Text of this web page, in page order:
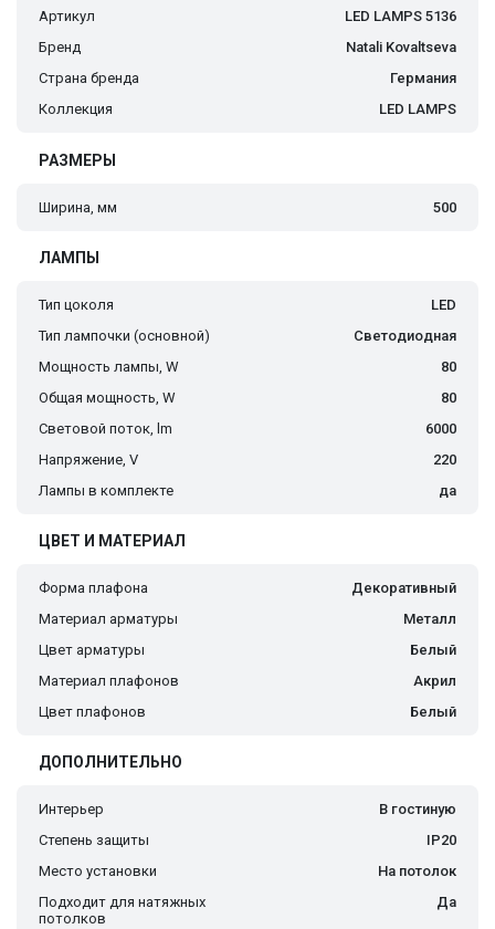
Артикул
LED LAMPS 5136
Бренд
Natali Kovaltseva
Страна бренда
Германия
Коллекция
LED LAMPS
РАЗМЕРЫ
Ширина, мм 500
ЛАМПЫ
Тип цоколя
LED
Тип лампочки (основной)
Светодиодная
Мощность лампы, W
80
Общая мощность, W
80
Световой поток, lm
6000
Напряжение, V
220
Лампы в комплекте
да
ЦВЕТ И МАТЕРИАЛ
Форма плафона
Декоративный
Материал арматуры
Металл
Цвет арматуры
Белый
Материал плафонов
Акрил
Цвет плафонов
Белый
ДОПОЛНИТЕЛЬНО
Интерьер
В гостиную
Степень защиты
IP20
Место установки
На потолок
Подходит для натяжных
потолков
Да